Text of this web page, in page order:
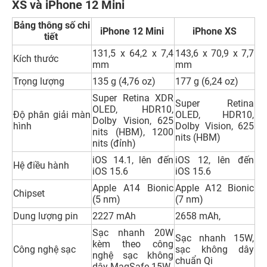
trong vòng 30 phút sạc được 50%. Tương tự như chức
năng sạc nhanh của iPhone XS thì iPhone 12 Mini chỉ có
khác về dung lượng là 2227 mAh có thể xem video 7 tiếng
và nghe nhạc 40 tiếng. Mặc dù Apple đã có thêm cải tiến
về việc quản lý ứng dụng chạy ngầm, hao pin nhằm điện
thoại ít hao pin trong lúc sử dụng nhưng thời gian sử
dụng của iPhone 12 Mini khi trải nghiệm thực tế vẫn còn
khá tệ. Bù lại thì iPhone 12 Mini còn có thể tương thích
với sạc không dây MagSafe. Do thế, về dung lượng pin thì
iPhone XS chiếm ưu thế hơn hẳn so vớiiPhone 12 Mini.
So sánh về bảng thông số chi tiết của iPhone
XS và iPhone 12 Mini
Bảng thông số chi
iPhone 12 Mini iPhone XS
Kích thước
131,5 x 64,2 x 7,4
mm
143,6 x 70,9 x 7,7
mm
135 g (4,76 oz) 177 g (6,24 oz)
Super Retina XDR
OLED, HDR10,
Super Retina